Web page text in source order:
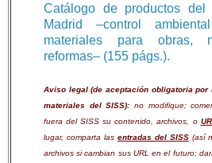
Catálogo de productos del
Madrid ‒control
materiales para obras,
reformas‒ (155 págs.).
Aviso legal (de aceptación obligatoria
materiales del SISS): no modifique;
fuera del SISS su contenido, archivos, o
lugar, comparta las entradas del SISS(así
archivos si cambian sus URL en el futuro;